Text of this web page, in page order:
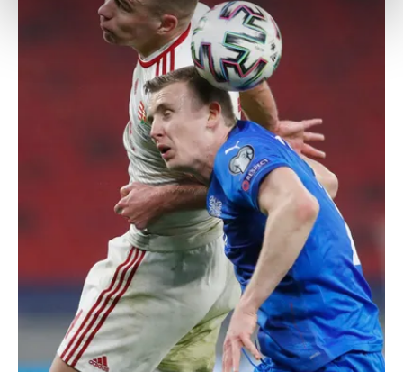
kalemimiz olduğunu sizlere hatırlatmak isteriz.
Her halükârda, kullanıcılar, bu çerezlere izin vermedikleri
takdirde, kullanıcılara hedefli reklamlar
gösterilmeyecektir."
Sizlere daha iyi bir hizmet sunabilmek için İnternet
Sitemizde kendimize ve üçüncü kişilere ait çerezler
kullanılmaktadır. Bu çerezler vasıtasıyla çeşitli kişisel
verileriniz işlenmekte olup gerekli olan çerezler bilgi
toplumu hizmetlerinin sunulması amacıyla
kullanılmaktadır. Diğer çerezler, sitemizin daha işlevsel
kılınması ve kişiselleştirilmesi ve sizlere yönelik
reklam/pazarlama faaliyetlerinin yapılması, amaçlarıyla
sınırlı olarak açık rızanız dahilinde kullanılacaktır.
Çerezlere ilişkin tercihlerinizi aşağıda yer alan panel